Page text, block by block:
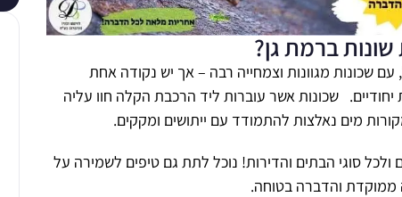
ברמת גן?
שכונות מגוונות וצמחייה רבה – אך יש נקודה אחת
יחודיים. שכונות אשר עוברות ליד הרכבת הקלה חוו עליה
מים נאלצות להתמודד עם ייתושים ומקקים.
ולכל סוגי הבתים והדירות! נוכל לתת גם טיפים לשמירה על
ממוקדת והדברה בטוחה.